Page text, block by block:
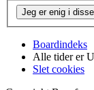
Boardindeks
Alle tider er
Slet cookies